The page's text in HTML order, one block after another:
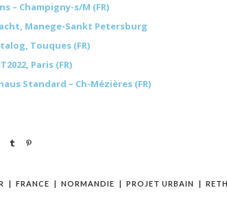
– Champigny-s/M (FR)
Manege-Sankt Petersburg
Touques (FR)
Paris (FR)
Standard – Ch-Mézières (FR)
FRANCE NORMANDIE PROJET URBAIN